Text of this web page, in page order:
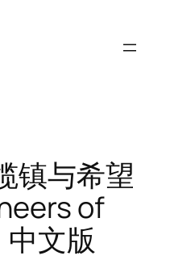
镇与希望
of
文版